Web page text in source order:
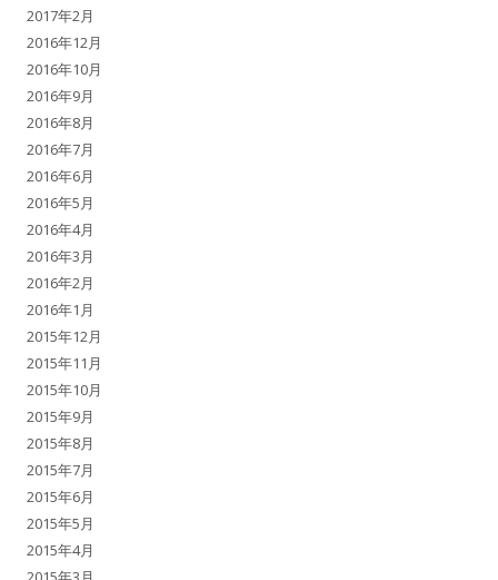
2017年2月
2016年12月
2016年10月
2016年9月
2016年8月
2016年7月
2016年6月
2016年5月
2016年4月
2016年3月
2016年2月
2016年1月
2015年12月
2015年11月
2015年10月
2015年9月
2015年8月
2015年7月
2015年6月
2015年5月
2015年4月